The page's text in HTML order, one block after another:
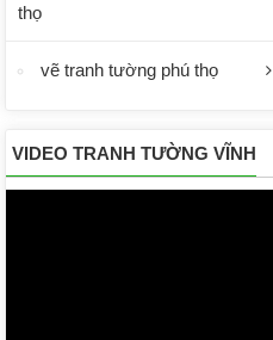
thọ
vẽ tranh tường phú thọ
VIDEO TRANH TƯỜNG VĨNH